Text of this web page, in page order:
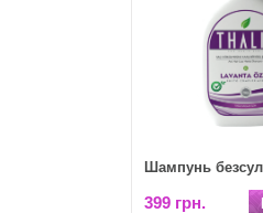
Шампунь
399 грн.